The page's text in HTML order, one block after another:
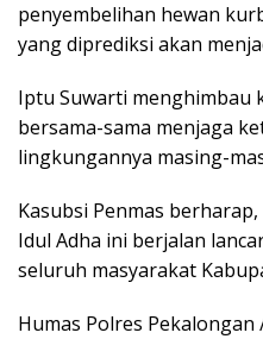
penyembelihan hewan
yang diprediksi akan
Iptu Suwarti menghimbau
bersama-sama menjaga
lingkungannya masing-
Kasubsi Penmas
Idul Adha ini berjalan
seluruh masyarakat
Humas Polres Pekalongan